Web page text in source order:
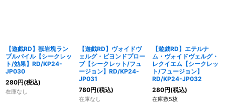
【遊戯RD】獣岩塊ラン
ブルパイル【シークレッ
ト/効果】RD/KP24-
JP030
280円(税込)
在庫なし
【遊戯RD】ヴォイドヴ
ェルグ・ビヨンドプロー
ブ【シークレット/フュ
ージョン】RD/KP24-
JP031
780円(税込)
在庫なし
【遊戯RD】エテルナ
ム・ヴォイドヴェルグ・
レクイエム【シークレッ
ト/フュージョン】
RD/KP24-JP032
280円(税込)
在庫数5枚